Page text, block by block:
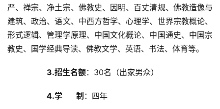
严、禅宗、净土宗、佛教史、因明、百丈清规、佛教造像与
建筑、政治、语文、中西方哲学、心理学、世界宗教概论、
形式逻辑、管理学原理、中国文化概论、中国通史、中国宗
3.招生名额
4.学       制